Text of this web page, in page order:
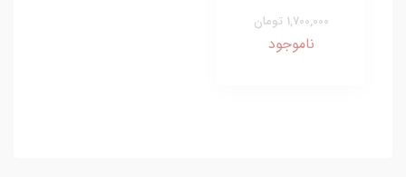
1,700,000 تومان
ناموجود